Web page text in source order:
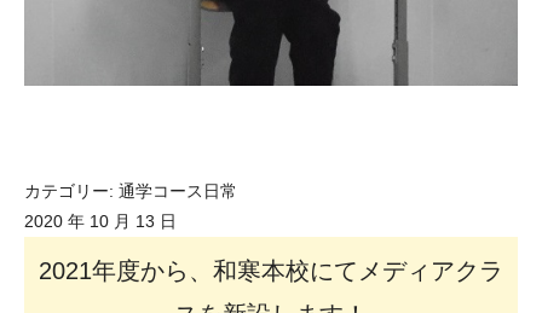
カテゴリー: 通学コース日常
2020 年 10 月 13 日
2021年度から、和寒本校にてメディアクラ